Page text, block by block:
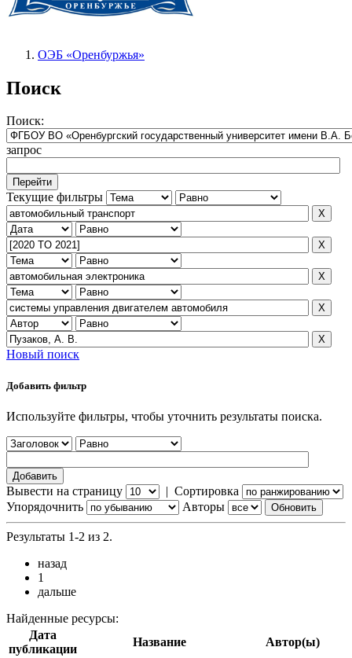
ОЭБ «Оренбуржья»
Поиск
Поиск:
запрос
Текущие фильтры
Новый поиск
Добавить фильтр
Используйте фильтры, чтобы уточнить результаты поиска.
Вывести на страницу | Сортировка
Упорядочнить
Авторы
Результаты 1-2 из 2.
назад
1
дальше
Найденные ресурсы:
Дата
публикации
Название Автор(ы)